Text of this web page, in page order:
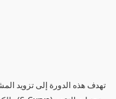
تهدف هذه الدورة إلى تزويد